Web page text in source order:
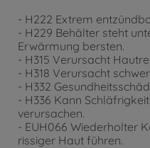
- H222 Extrem
- H229 Behälter steht
Erwärmung bersten.
- H315 Verursacht
- H318 Verursacht
- H332
- H336 Kann
verursachen.
- EUH066 Wiederholter
rissiger Haut führen.